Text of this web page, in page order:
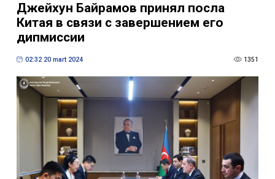
Джейхун Байрамов принял посла
Китая в связи с завершением его
дипмиссии
02:32 20 mart 2024 1351